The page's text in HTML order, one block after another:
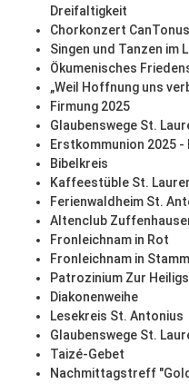
Dreifaltigkeit
Chorkonzert CanTonus
Singen und Tanzen im
Ökumenisches
„Weil Hoffnung uns
Firmung 2025
Glaubenswege St.
Erstkommunion 2025 -
Bibelkreis
Kaffeestüble St.
Ferienwaldheim St.
Altenclub
Fronleichnam in Rot
Fronleichnam in
Patrozinium Zur
Diakonenweihe
Lesekreis St. Antonius
Glaubenswege St.
Taizé-Gebet
Nachmittagstreff